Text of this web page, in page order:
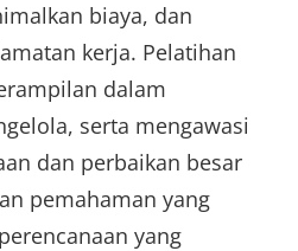
biaya, dan
kerja. Pelatihan
dalam
serta mengawasi
dan perbaikan besar
pemahaman yang
yang